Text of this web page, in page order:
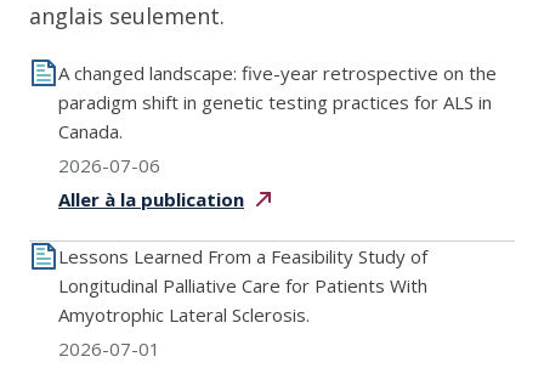
anglais seulement.
A changed landscape: five-year retrospective on the
paradigm shift in genetic testing practices for ALS in
Canada.
2026-07-06
Aller à la publication
Lessons Learned From a Feasibility Study of
Longitudinal Palliative Care for Patients With
Amyotrophic Lateral Sclerosis.
2026-07-01